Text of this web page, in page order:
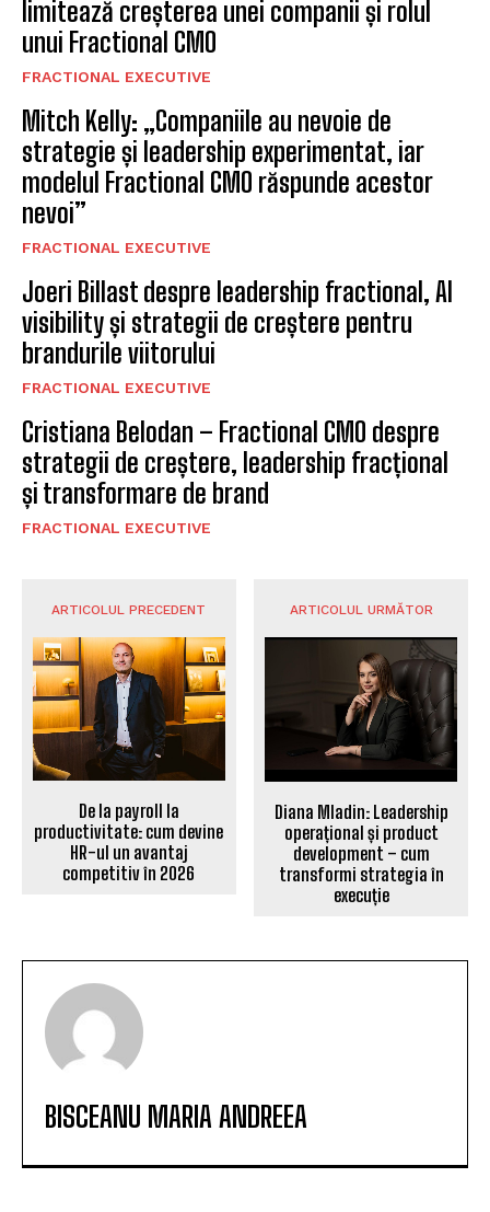
limitează creșterea unei companii și rolul
unui Fractional CMO
FRACTIONAL EXECUTIVE
Mitch Kelly: „Companiile au nevoie de
strategie și leadership experimentat, iar
modelul Fractional CMO răspunde acestor
nevoi”
FRACTIONAL EXECUTIVE
Joeri Billast despre leadership fractional, AI
visibility și strategii de creștere pentru
brandurile viitorului
FRACTIONAL EXECUTIVE
Cristiana Belodan – Fractional CMO despre
strategii de creștere, leadership fracțional
și transformare de brand
FRACTIONAL EXECUTIVE
ARTICOLUL PRECEDENT
De la payroll la
productivitate: cum devine
HR-ul un avantaj
competitiv în 2026
ARTICOLUL URMĂTOR
Diana Mladin: Leadership
operațional și product
development – cum
transformi strategia în
execuție
BISCEANU MARIA ANDREEA